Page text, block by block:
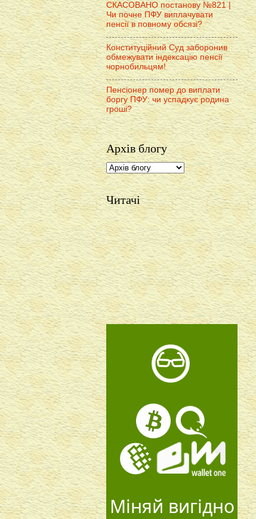
СКАСОВАНО постанову №821 |
Чи почне ПФУ виплачувати
пенсії в повному обсязі?
Конституційний Суд заборонив
обмежувати індексацію пенсії
чорнобильцям!
Пенсіонер помер до виплати
боргу ПФУ: чи успадкує родина
гроші?
Архів блогу
Читачі
Міняй вигідно